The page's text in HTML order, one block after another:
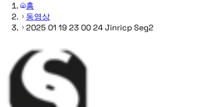
홈
동영상
2025 01 19 23 00 24 Jinricp Seg2